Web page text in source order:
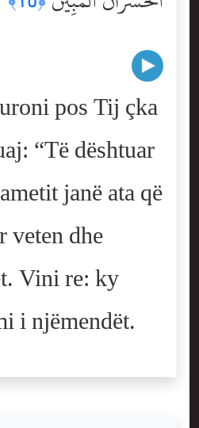
pos Tij çka
“Të dështuar
janë ata që
veten dhe
Vini re: ky
i njëmendët.